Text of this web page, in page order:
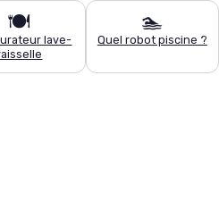
🍽️
lave-
🏊
Quel robot piscine ?